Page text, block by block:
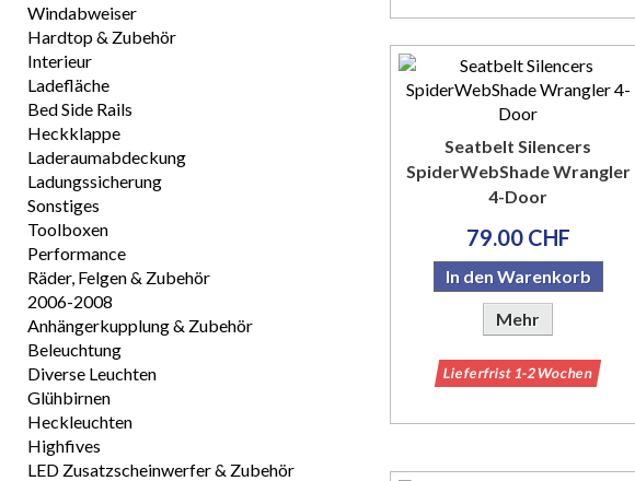
Windabweiser
Hardtop & Zubehör
Interieur
Ladefläche
Bed Side Rails
Heckklappe
Laderaumabdeckung
Ladungssicherung
Sonstiges
Toolboxen
Performance
Räder, Felgen & Zubehör
2006-2008
Anhängerkupplung & Zubehör
Beleuchtung
Diverse Leuchten
Glühbirnen
Heckleuchten
Highfives
LED Zusatzscheinwerfer & Zubehör
Seatbelt Silencers
SpiderWebShade Wrangler
4-Door
79.00 CHF
In den Warenkorb
Mehr
Lieferfrist 1-2 Wochen